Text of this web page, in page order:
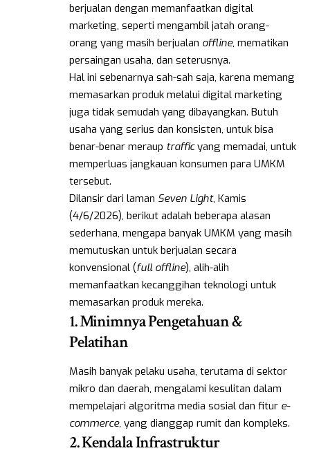
berjualan dengan memanfaatkan digital
marketing, seperti mengambil jatah orang-
orang yang masih berjualan offline, mematikan
persaingan usaha, dan seterusnya.
Hal ini sebenarnya sah-sah saja, karena memang
memasarkan produk melalui digital marketing
juga tidak semudah yang dibayangkan. Butuh
usaha yang serius dan konsisten, untuk bisa
benar-benar meraup trafficyang memadai, untuk
memperluas jangkauan konsumen para UMKM
tersebut.
Dilansir dari laman Seven Light, Kamis
(4/6/2026), berikut adalah beberapa alasan
sederhana, mengapa banyak UMKM yang masih
memutuskan untuk berjualan secara
konvensional (full offline), alih-alih
memanfaatkan kecanggihan teknologi untuk
memasarkan produk mereka.
1.Minimnya Pengetahuan &
Pelatihan
Masih banyak pelaku usaha, terutama di sektor
mikro dan daerah, mengalami kesulitan dalam
mempelajari algoritma media sosial dan fitur e-
commerce, yang dianggap rumit dan kompleks.
2. Kendala Infrastruktur